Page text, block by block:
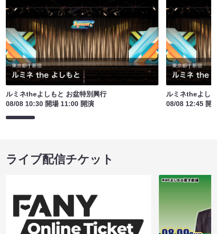
ルミネtheよしもと お盆特別興行
08/08 10:30 開場 11:00 開演
ルミネtheよし
08/08 12:45 開
ライブ配信チケット